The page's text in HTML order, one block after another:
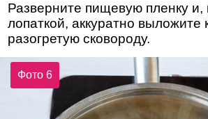
Разверните пищевую пленку и,
лопаткой, аккуратно выложите
разогретую сковороду.
Фото 6